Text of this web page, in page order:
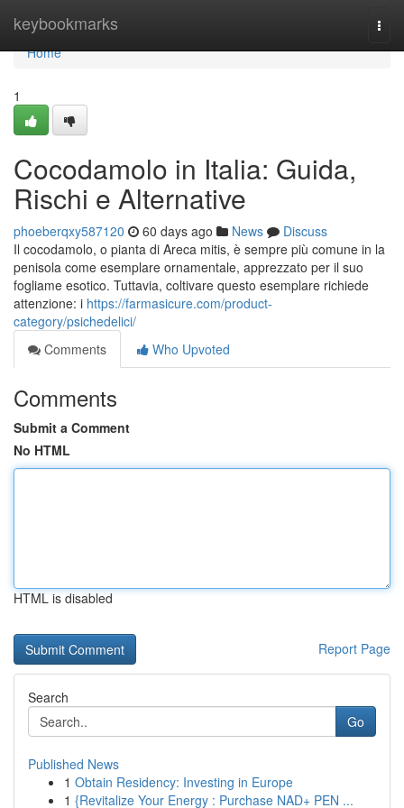
keybookmarks
Home
Home
1
Cocodamolo in Italia: Guida,
Rischi e Alternative
phoeberqxy587120 60 days ago News
Discuss
Il cocodamolo, o pianta di Areca mitis, è sempre più comune in la
penisola come esemplare ornamentale, apprezzato per il suo
fogliame esotico. Tuttavia, coltivare questo esemplare richiede
attenzione: i https://farmasicure.com/product-
category/psichedelici/
Comments
Who Upvoted
Comments
Submit a Comment
No HTML
HTML is disabled
Report Page
Search
Go
Published News
1 Obtain Residency: Investing in Europe
1 {Revitalize Your Energy : Purchase NAD+ PEN ...